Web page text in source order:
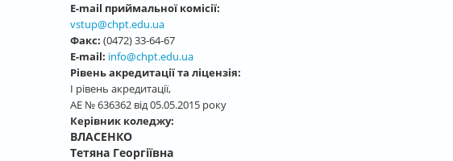
E-mail приймальної комісії:
vstup@chpt.edu.ua
Факс: (0472) 33-64-67
E-mail: info@chpt.edu.ua
Рівень акредитації та ліцензія:
І рівень акредитації,
АЕ № 636362 від 05.05.2015 року
Керівник коледжу:
ВЛАСЕНКО
Тетяна Георгіївна